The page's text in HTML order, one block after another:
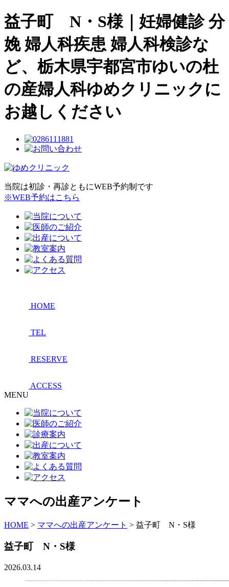
益子町 N・S様｜妊婦健診 分
娩 婦人科疾患 婦人科検診な
ど、栃木県宇都宮市ゆいの杜
の産婦人科ゆめクリニックに
お越しください
当院は初診・再診ともにWEB予約制です
※WEB予約はこちら
HOME
TEL
RESERVE
ACCESS
MENU
ママへの出産アンケート
HOME > ママへの出産アンケート > 益子町 N・S様
益子町 N・S様
2026.03.14